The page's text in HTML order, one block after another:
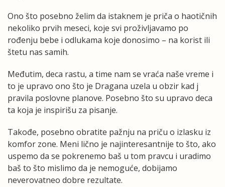
Ono što posebno želim da istaknem je priča o haotičnih
nekoliko prvih meseci, koje svi proživljavamo po
rođenju bebe i odlukama koje donosimo – na korist ili
štetu nas samih.
Međutim, deca rastu, a time nam se vraća naše vreme i
to je upravo ono što je Dragana uzela u obzir kad j
pravila poslovne planove. Posebno što su upravo deca
ta koja je inspirišu za pisanje.
Takođe, posebno obratite pažnju na priču o izlasku iz
komfor zone. Meni lično je najinteresantnije to što, ako
uspemo da se pokrenemo baš u tom pravcu i uradimo
baš to što mislimo da je nemoguće, dobijamo
neverovatneo dobre rezultate.